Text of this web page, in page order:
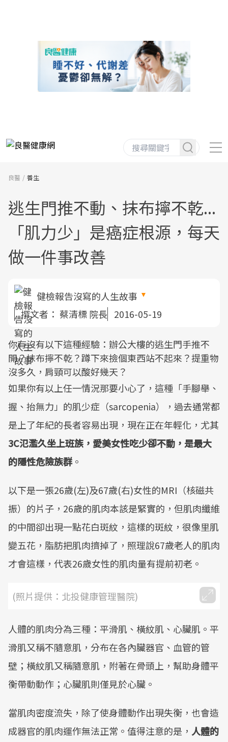
良醫 養生
逃生門推不動、抹布擰不乾...
「肌力少」是癌症根源，每天
做一件事改善
健檢報告沒寫的人生故事
撰文者： 蔡清標 院長 2016-05-19
你有沒有以下這種經驗：辦公大樓的逃生門手推不
開？抹布擰不乾？蹲下來撿個東西站不起來？提重物
沒多久，肩頸可以酸好幾天？
如果你有以上任一情況那要小心了，這種「手腳舉、
握、抬無力」的肌少症（sarcopenia），過去通常都
是上了年紀的長者容易出現，現在正在年輕化，尤其
3C氾濫久坐上班族，愛美女性吃少卻不動，是最大
的隱性危險族群。
以下是一張26歲(左)及67歲(右)女性的MRI（核磁共
振）的片子，26歲的肌肉本該是緊實的，但肌肉纖維
的中間卻出現一點花白斑紋，這樣的斑紋，很像里肌
變五花，脂肪把肌肉擠掉了，照理說67歲老人的肌肉
才會這樣，代表26歲女性的肌肉量有提前初老。
(照片提供：北投健康管理醫院)
人體的肌肉分為三種：平滑肌、橫紋肌、心臟肌。平
滑肌又稱不隨意肌，分布在各內臟器官、血管的管
壁；橫紋肌又稱隨意肌，附著在骨頭上，幫助身體平
衡帶動動作；心臟肌則僅見於心臟。
當肌肉密度流失，除了使身體動作出現失衡，也會造
成器官的肌肉運作無法正常。值得注意的是， 人體的